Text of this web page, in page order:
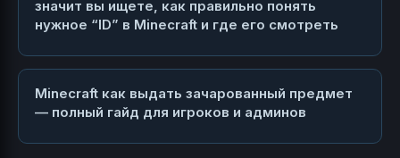
значит вы ищете, как правильно понять
нужное “ID” в Minecraft и где его смотреть
Minecraft как выдать зачарованный предмет
— полный гайд для игроков и админов